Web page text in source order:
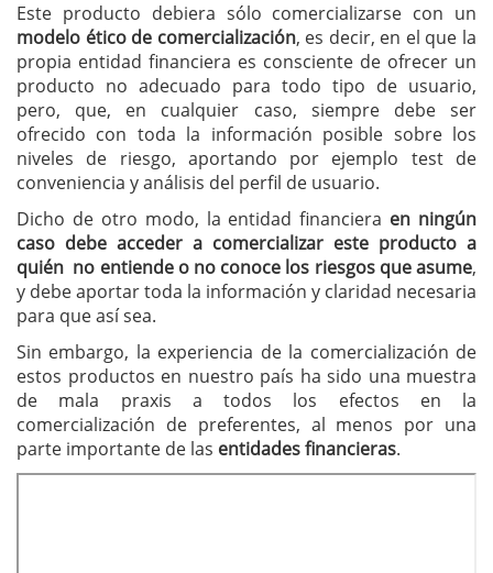
Este producto debiera sólo comercializarse con un
modelo ético de comercialización, es decir, en el que la
propia entidad financiera es consciente de ofrecer un
producto no adecuado para todo tipo de usuario,
pero, que, en cualquier caso, siempre debe ser
ofrecido con toda la información posible sobre los
niveles de riesgo, aportando por ejemplo test de
conveniencia y análisis del perfil de usuario.
Dicho de otro modo, la entidad financiera en ningún
caso debe acceder a comercializar este producto a
quién no entiende o no conoce los riesgos que asume,
y debe aportar toda la información y claridad necesaria
para que así sea.
Sin embargo, la experiencia de la comercialización de
estos productos en nuestro país ha sido una muestra
de mala praxis a todos los efectos en la
comercialización de preferentes, al menos por una
parte importante de las entidades financieras.